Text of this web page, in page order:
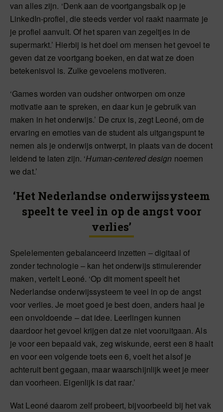
van alles zijn. ‘Denk aan de voortgangsbalk op je
LinkedIn-profiel, die steeds verder vol raakt naarmate je
je profiel aanvult. Of het sparen van zegeltjes in de
supermarkt.’ Hierbij is het doel om mensen het gevoel te
geven dat ze voortgang boeken, en dat wat ze doen
betekenisvol is. Zulke gevoelens motiveren.
‘Games worden van oudsher ontworpen om onze
motivatie aan te spreken, en daar kun je gebruik van
maken in het onderwijs.’ De crux is, zegt Leoné, om de
ervaring en emoties van de student als uitgangspunt te
nemen als je onderwijs ontwerpt, in plaats van de docent
leidend te laten zijn. ‘Human-centered design noemen
we dat.’
‘Het Nederlandse onderwijssysteem
speelt te veel in op de angst voor
verlies’
Spelelementen gebalanceerd inzetten – digitaal of
zonder technologie – kan het onderwijs stimulerender
maken, vertelt Leoné. ‘Op dit moment speelt het
Nederlandse onderwijssysteem te veel in op de angst
voor verlies. Je moet goed je best doen, anders haal je
een onvoldoende – dat idee. Leerlingen kunnen
daardoor het gevoel krijgen dat ze niet vooruitgaan. Als
je voor een bepaald vak, zeg wiskunde, eerst een 8 haalt
en voor een volgende toets een 6, voelt het alsof je
achteruit bent gegaan, maar waarschijnlijk weet je meer
dan voorheen. Eigenlijk is dat raar.’
Wat Leoné daarom zelf probeert, bijvoorbeeld bij het vak